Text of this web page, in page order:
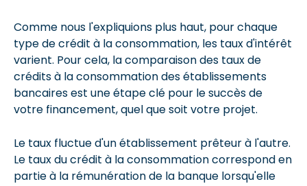
Comme nous l'expliquions plus haut, pour chaque
type de crédit à la consommation, les taux d'intérêt
varient. Pour cela, la comparaison des taux de
crédits à la consommation des établissements
bancaires est une étape clé pour le succès de
votre financement, quel que soit votre projet.
Le taux fluctue d'un établissement prêteur à l'autre.
Le taux du crédit à la consommation correspond en
partie à la rémunération de la banque lorsqu'elle